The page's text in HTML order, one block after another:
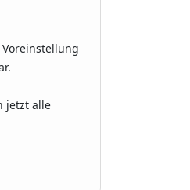
jetzt alle